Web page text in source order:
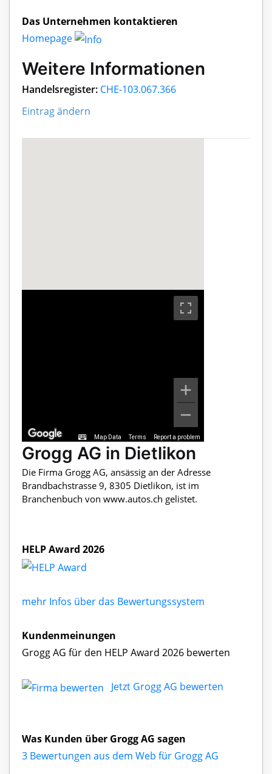
Das Unternehmen kontaktieren
Homepage
Weitere Informationen
Handelsregister: CHE-103.067.366
Eintrag ändern
Map Data Terms Report a problem
Grogg AG in Dietlikon
Die Firma Grogg AG, ansässig an der Adresse
Brandbachstrasse 9, 8305 Dietlikon, ist im
Branchenbuch von www.autos.ch gelistet.
HELP Award 2026
mehr Infos über das Bewertungssystem
Kundenmeinungen
Grogg AG für den HELP Award 2026 bewerten
Jetzt Grogg AG bewerten
Was Kunden über Grogg AG sagen
3 Bewertungen aus dem Web für Grogg AG